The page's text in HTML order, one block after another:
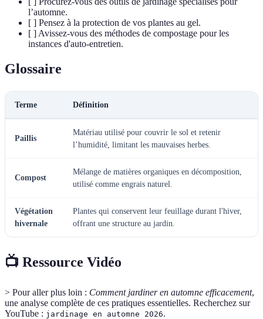
l’automne.
[ ] Pensez à la protection de vos plantes au gel.
[ ] Avissez-vous des méthodes de compostage pour les
instances d'auto-entretien.
Glossaire
Terme Définition
Paillis
Matériau utilisé pour couvrir le sol et retenir
l’humidité, limitant les mauvaises herbes.
Compost
Mélange de matières organiques en décomposition,
utilisé comme engrais naturel.
Végétation
hivernale
Plantes qui conservent leur feuillage durant l'hiver,
offrant une structure au jardin.
📺 Ressource Vidéo
> Pour aller plus loin : Comment jardiner en automne efficacement,
une analyse complète de ces pratiques essentielles. Recherchez sur
YouTube : jardinage en automne 2026.